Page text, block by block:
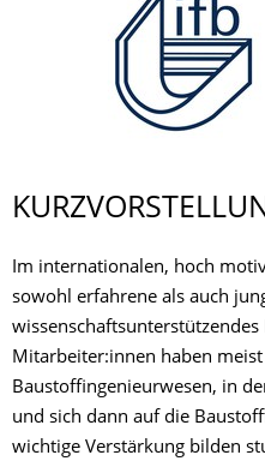
Im internationalen, hoch
sowohl erfahrene als auch
Mitarbeiter:innen haben
Baustoffingenieurwesen, in
und sich dann auf die
wichtige Verstärkung bilden